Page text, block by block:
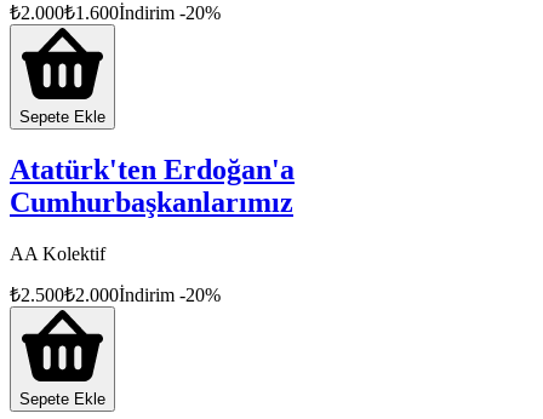
₺2.000₺1.600İndirim -20%
Sepete Ekle
Atatürk'ten Erdoğan'a
Cumhurbaşkanlarımız
AA Kolektif
₺2.500₺2.000İndirim -20%
Sepete Ekle